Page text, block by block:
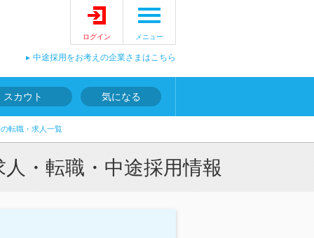
ログイン メニュー
中途採用をお考えの企業さまはこちら
スカウト 気になる
転職・求人一覧
・転職・中途採用情報